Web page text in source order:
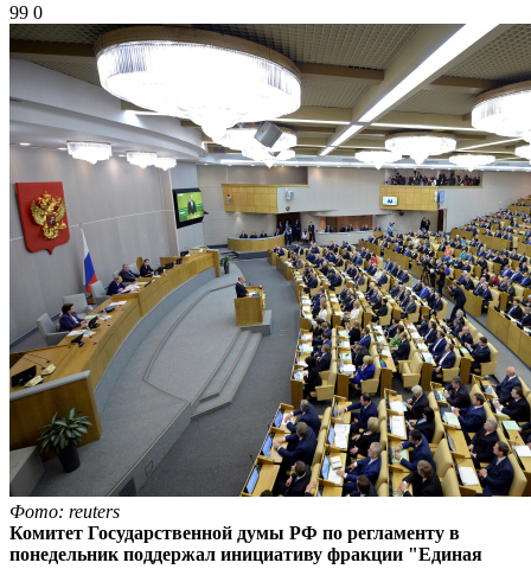
99 0
Фото: reuters
Комитет Государственной думы РФ по регламенту в
понедельник поддержал инициативу фракции "Единая